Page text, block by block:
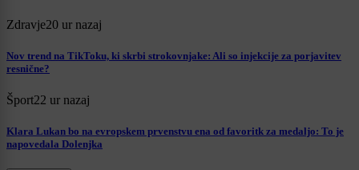
Zdravje20 ur nazaj
Nov trend na TikToku, ki skrbi strokovnjake: Ali so injekcije za porjavitev
resnične?
Šport22 ur nazaj
Klara Lukan bo na evropskem prvenstvu ena od favoritk za medaljo: To je
napovedala Dolenjka